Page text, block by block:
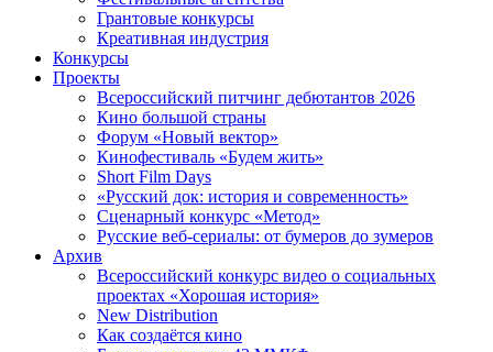
Грантовые конкурсы
Креативная индустрия
Конкурсы
Проекты
Всероссийский питчинг дебютантов 2026
Кино большой страны
Форум «Новый вектор»
Кинофестиваль «Будем жить»
Short Film Days
«Русский док: история и современность»
Сценарный конкурс «Метод»
Русские веб-сериалы: от бумеров до зумеров
Архив
Всероссийский конкурс видео о социальных
проектах «Хорошая история»
New Distribution
Как создаётся кино